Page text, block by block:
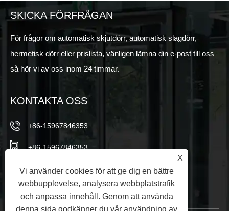
SKICKA FÖRFRÅGAN
För frågor om automatisk skjutdörr, automatisk slagdörr,
hermetisk dörr eller prislista, vänligen lämna din e-post till oss
så hör vi av oss inom 24 timmar.
KONTAKTA OSS
+86-15967846353
+86-15967846353
info@vezedoors.com
I Industry Park, Hemudi Town, Office, China
X
Vi använder cookies för att ge dig en bättre
webbupplevelse, analysera webbplatstrafik
och anpassa innehåll. Genom att använda
denna sida godkänner du vår användning av